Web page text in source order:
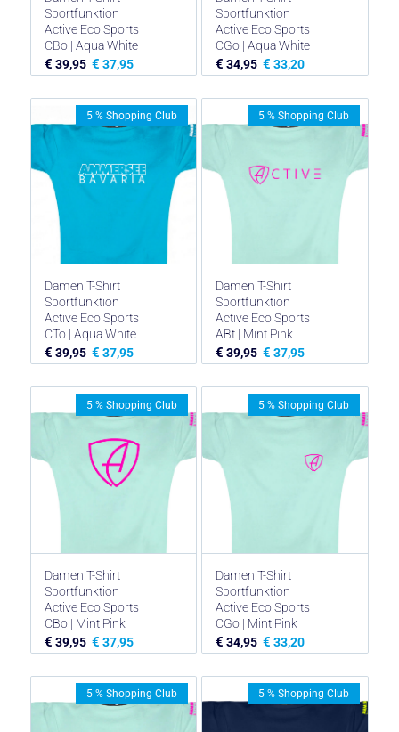
Sportfunktion
Active Eco Sports
CBo | Aqua White
€ 39,95 € 37,95
Sportfunktion
Active Eco Sports
CGo | Aqua White
€ 34,95 € 33,20
Damen T-Shirt
Sportfunktion
Active Eco Sports
CTo | Aqua White
€ 39,95 € 37,95
5 % Shopping Club
Damen T-Shirt
Sportfunktion
Active Eco Sports
ABt | Mint Pink
€ 39,95 € 37,95
5 % Shopping Club
Damen T-Shirt
Sportfunktion
Active Eco Sports
CBo | Mint Pink
€ 39,95 € 37,95
5 % Shopping Club
Damen T-Shirt
Sportfunktion
Active Eco Sports
CGo | Mint Pink
€ 34,95 € 33,20
5 % Shopping Club
5 % Shopping Club 5 % Shopping Club